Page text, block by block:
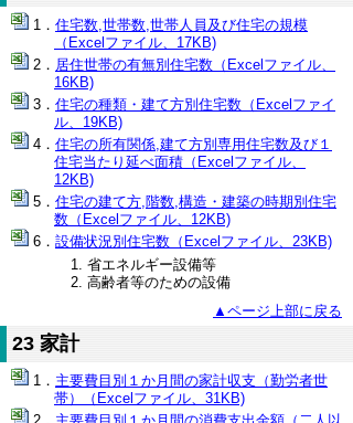
住宅数,世帯数,世帯人員及び住宅の規模
（Excelファイル、17KB)
居住世帯の有無別住宅数（Excelファイル、
16KB)
住宅の種類・建て方別住宅数（Excelファイ
ル、19KB)
住宅の所有関係,建て方別専用住宅数及び１
住宅当たり延べ面積（Excelファイル、
12KB)
住宅の建て方,階数,構造・建築の時期別住宅
数（Excelファイル、12KB)
設備状況別住宅数（Excelファイル、23KB)
省エネルギー設備等
高齢者等のための設備
▲ページ上部に戻る
23 家計
主要費目別１か月間の家計収支（勤労者世
帯）（Excelファイル、31KB)